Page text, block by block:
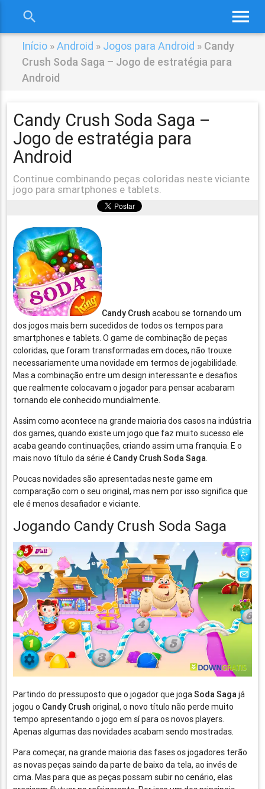
menu
search
Início »Android » Jogos para Android » Candy
Crush Soda Saga – Jogo de estratégia para
Android
Candy Crush Soda Saga –
Jogo de estratégia para
Android
Continue combinando peças coloridas neste viciante
jogo para smartphones e tablets.
Candy Crush acabou se tornando um
dos jogos mais bem sucedidos de todos os tempos para
smartphones e tablets. O game de combinação de peças
coloridas, que foram transformadas em doces, não trouxe
necessariamente uma novidade em termos de jogabilidade.
Mas a combinação entre um design interessante e desafios
que realmente colocavam o jogador para pensar acabaram
tornando ele conhecido mundialmente.
Assim como acontece na grande maioria dos casos na indústria
dos games, quando existe um jogo que faz muito sucesso ele
acaba geando continuações, criando assim uma franquia. E o
mais novo título da série é Candy Crush Soda Saga.
Poucas novidades são apresentadas neste game em
comparação com o seu original, mas nem por isso significa que
ele é menos desafiador e viciante.
Jogando Candy Crush Soda Saga
Partindo do pressuposto que o jogador que jogaSoda Sagajá
jogou o Candy Crush original, o novo título não perde muito
tempo apresentando o jogo em sí para os novos players.
Apenas algumas das novidades acabam sendo mostradas.
Para começar, na grande maioria das fases os jogadores terão
as novas peças saindo da parte de baixo da tela, ao invés de
cima. Mas para que as peças possam subir no cenário, elas